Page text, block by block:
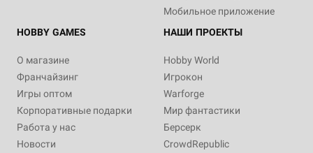
Мобильное приложение
HOBBY GAMES
О магазине
Франчайзинг
Игры оптом
Корпоративные подарки
Работа у нас
Новости
НАШИ ПРОЕКТЫ
Hobby World
Игрокон
Warforge
Мир фантастики
Берсерк
CrowdRepublic